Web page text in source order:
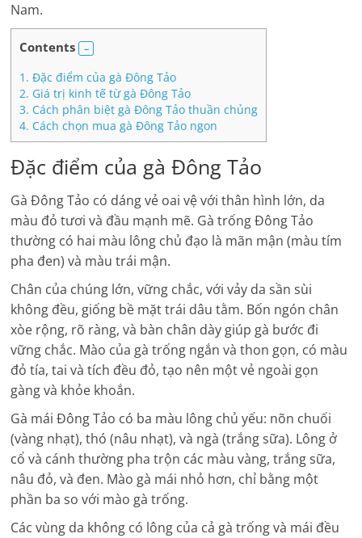
Nam.
Contents
1. Đặc điểm của gà Đông Tảo
2. Giá trị kinh tế từ gà Đông Tảo
3. Cách phân biệt gà Đông Tảo thuần chủng
4. Cách chọn mua gà Đông Tảo ngon
Đặc điểm của gà Đông Tảo
Gà Đông Tảo có dáng vẻ oai vệ với thân hình lớn, da
màu đỏ tươi và đầu mạnh mẽ. Gà trống Đông Tảo
thường có hai màu lông chủ đạo là mãn mận (màu tím
pha đen) và màu trái mận.
Chân của chúng lớn, vững chắc, với vảy da sần sùi
không đều, giống bề mặt trái dâu tằm. Bốn ngón chân
xòe rộng, rõ ràng, và bàn chân dày giúp gà bước đi
vững chắc. Mào của gà trống ngắn và thon gọn, có màu
đỏ tía, tai và tích đều đỏ, tạo nên một vẻ ngoài gọn
gàng và khỏe khoắn.
Gà mái Đông Tảo có ba màu lông chủ yếu: nõn chuối
(vàng nhạt), thó (nâu nhạt), và ngà (trắng sữa). Lông ở
cổ và cánh thường pha trộn các màu vàng, trắng sữa,
nâu đỏ, và đen. Mào gà mái nhỏ hơn, chỉ bằng một
phần ba so với mào gà trống.
Các vùng da không có lông của cả gà trống và mái đều